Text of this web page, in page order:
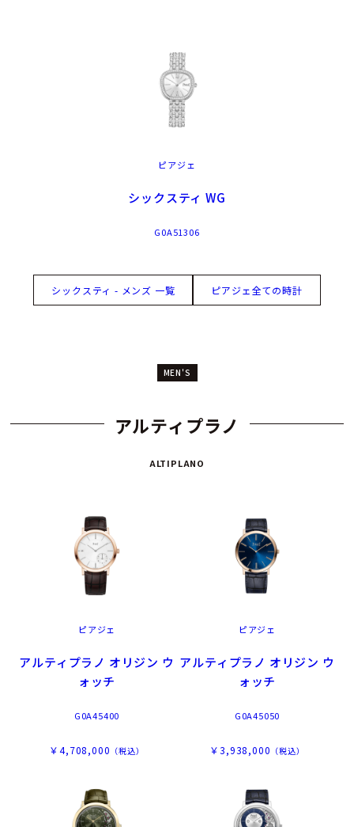
ピアジェ
シックスティ WG
G0A51306
シックスティ - メンズ 一覧 ピアジェ全ての時計
MEN'S
アルティプラノ
ALTIPLANO
ピアジェ
アルティプラノ オリジン ウ
ォッチ
G0A45400
￥4,708,000 （税込）
ピアジェ
アルティプラノ オリジン ウ
ォッチ
G0A45050
￥3,938,000 （税込）